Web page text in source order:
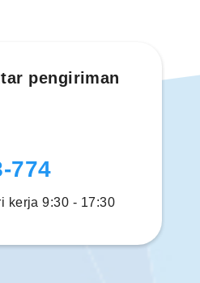
pengiriman
774
kerja 9:30 - 17:30